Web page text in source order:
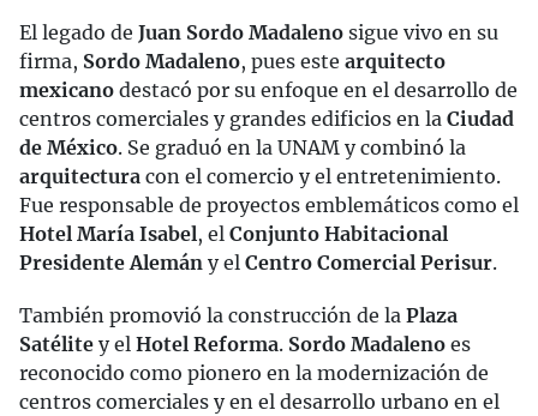
El legado de Juan Sordo Madaleno sigue vivo en su
firma, Sordo Madaleno, pues este arquitecto
mexicano destacó por su enfoque en el desarrollo de
centros comerciales y grandes edificios en la Ciudad
de México. Se graduó en la UNAM y combinó la
arquitectura con el comercio y el entretenimiento.
Fue responsable de proyectos emblemáticos como el
Hotel María Isabel, el Conjunto Habitacional
Presidente Alemán y el Centro Comercial Perisur.
También promovió la construcción de la Plaza
Satélite y el Hotel Reforma. Sordo Madaleno es
reconocido como pionero en la modernización de
centros comerciales y en el desarrollo urbano en el